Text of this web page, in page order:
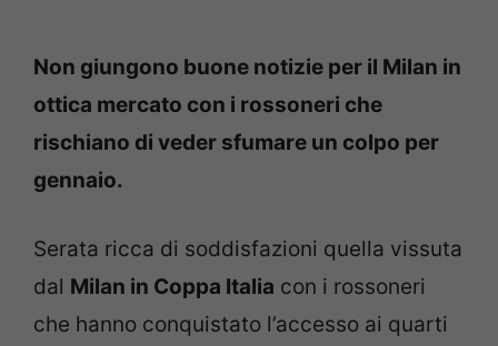
Non giungono buone notizie per il Milan in
ottica mercato con i rossoneri che
rischiano di veder sfumare un colpo per
gennaio.
Serata ricca di soddisfazioni quella vissuta
dal Milan in Coppa Italia con i rossoneri
che hanno conquistato l’accesso ai quarti